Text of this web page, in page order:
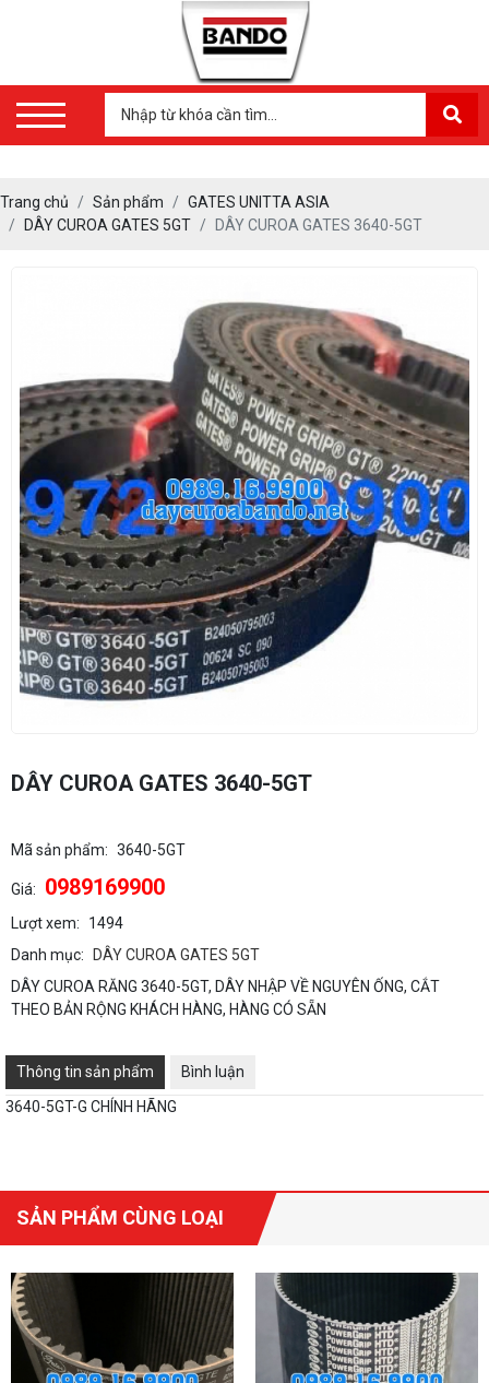
Trang chủ Sản phẩm
GATES UNITTA ASIA
DÂY CUROA GATES 5GT
DÂY CUROA GATES 3640-5GT
DÂY CUROA GATES 3640-5GT
Mã sản phẩm: 3640-5GT
Giá: 0989169900
Lượt xem:
1494
Danh mục:
DÂY CUROA GATES 5GT
DÂY CUROA RĂNG 3640-5GT, DÂY NHẬP VỀ NGUYÊN ỐNG, CẮT
THEO BẢN RỘNG KHÁCH HÀNG, HÀNG CÓ SẴN
Thông tin sản phẩm
Bình luận
3640-5GT-G CHÍNH HÃNG
SẢN PHẨM CÙNG LOẠI